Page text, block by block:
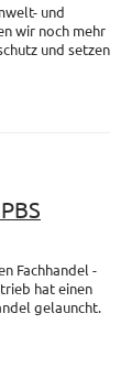
und
wir noch mehr
und setzen
Fachhandel -
hat einen
gelauncht.